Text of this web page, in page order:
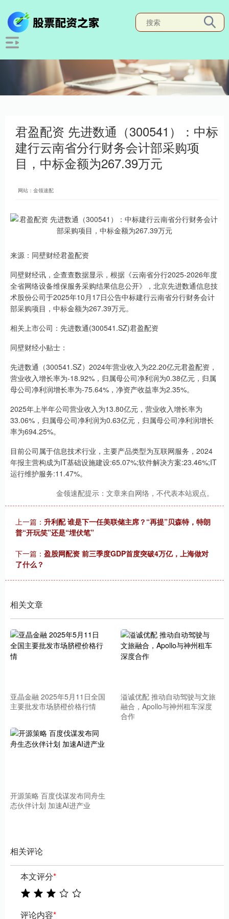
君盈配资 先进数通（300541）：中标
建行云南省分行财务会计部采购项
目，中标金额为267.39万元
网站：金领速配
来源：同壁财经君盈配资
同壁财经讯，企查查数据显示，根据《云南省分行2025-2026年度
全省网络设备维保服务采购结果信息公开》，北京先进数通信息技
术股份公司于2025年10月17日公告中标建行云南省分行财务会计
部采购项目，中标金额为267.39万元。
相关上市公司：先进数通(300541.SZ)君盈配资
同壁财经小贴士：
先进数通（300541.SZ）2024年营业收入为22.20亿元君盈配资，
营业收入增长率为-18.92%，归属母公司净利润为0.38亿元，归属
母公司净利润增长率为-75.64%，净资产收益率为2.35%。
2025年上半年公司营业收入为13.80亿元，营业收入增长率为
33.06%，归属母公司净利润为0.63亿元，归属母公司净利润增长
率为694.25%。
目前公司属于信息技术行业，主要产品类型为互联网服务，2024
年报主营构成为IT基础设施建设:65.07%;软件解决方案:23.46%;IT
运行维护服务:11.47%。
金领速配提示：文章来自网络，不代表本站观点。
上一篇： 升利配 谁是下一任美联储主席？“再提”贝森特，特朗
普“开玩笑”还是“埋伏笔”
下一篇： 盈股网配资 前三季度GDP首度突破4万亿，上海做对
了什么？
相关文章
亚晶金融 2025年5月11日全国
主要批发市场脐橙价格行情
溢诚优配 推动自动驾驶与文旅
融合，Apollo与神州租车深度
合作
开源策略 百度伐谋发布同舟生
态伙伴计划 加速AI进产业
相关评论
本文评分*
评论内容*